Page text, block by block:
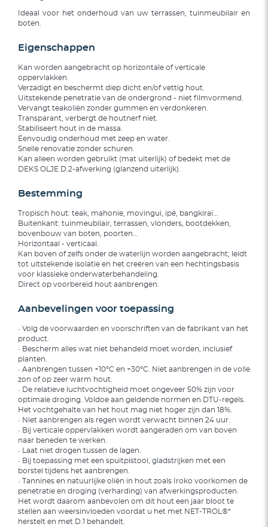
Ideaal voor het onderhoud van uw terrassen, tuinmeubilair en
boten.
Eigenschappen
Kan worden aangebracht op horizontale of verticale
oppervlakken.
Verzadigt en beschermt diep dicht en/of vettig hout.
Uitstekende penetratie van de ondergrond - niet filmvormend.
Vervangt teakoliën zonder gummen en verdonkeren.
Transparant, verbergt de houtnerf niet.
Stabiliseert hout in de massa.
Eenvoudig onderhoud met zeep en water.
Snelle renovatie zonder schuren.
Kan alleen worden gebruikt (mat uiterlijk) of bedekt met de
DEKS OLJE D.2-afwerking (glanzend uiterlijk).
Bestemming
Tropisch hout: teak, mahonie, movingui, ipé, bangkirai...
Buitenkant: tuinmeubilair, terrassen, vlonders, bootdekken,
bovenbouw van boten, poorten...
Horizontaal - verticaal.
Kan boven of zelfs onder de waterlijn worden aangebracht; leidt
tot uitstekende isolatie en het creëren van een hechtingsbasis
voor klassieke onderwaterbehandeling.
Direct op voorbereid hout aanbrengen.
Aanbevelingen voor toepassing
• Volg de voorwaarden en voorschriften van de fabrikant van het
product.
• Bescherm alles wat niet behandeld moet worden, inclusief
planten.
• Aanbrengen tussen +10°C en +30°C. Niet aanbrengen in de volle
zon of op zeer warm hout.
• De relatieve luchtvochtigheid moet ongeveer 50% zijn voor
optimale droging. Voldoe aan geldende normen en DTU-regels.
Het vochtgehalte van het hout mag niet hoger zijn dan 18%.
• Niet aanbrengen als regen wordt verwacht binnen 24 uur.
• Bij verticale oppervlakken wordt aangeraden om van boven
naar beneden te werken.
• Laat niet drogen tussen de lagen.
• Bij toepassing met een spuitpistool, gladstrijken met een
borstel tijdens het aanbrengen.
• Tannines en natuurlijke oliën in hout zoals Iroko voorkomen de
penetratie en droging (verharding) van afwerkingsproducten.
Het wordt daarom aanbevolen om dit hout een jaar bloot te
stellen aan weersinvloeden voordat u het met NET-TROL®*
herstelt en met D.1 behandelt.